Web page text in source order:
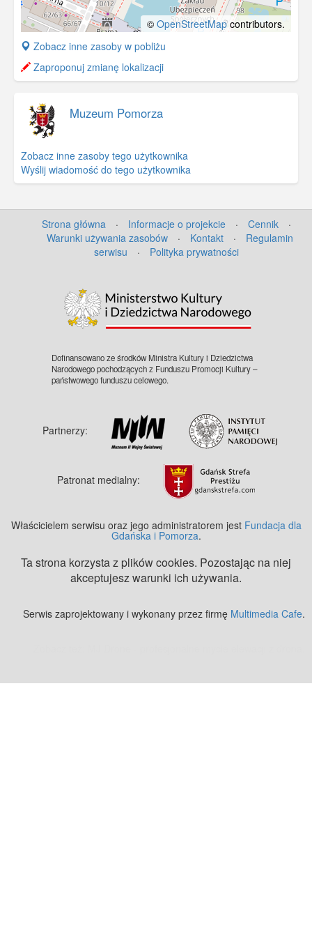
© OpenStreetMapcontributors.
+
−
Zobacz inne zasoby w pobliżu
Zaproponuj zmianę lokalizacji
Muzeum Pomorza
Zobacz inne zasoby tego użytkownika
Wyślij wiadomość do tego użytkownika
Strona główna · Informacje o projekcie · Cennik
·
Warunki używania zasobów
· Kontakt ·
Regulamin
serwisu
· Polityka prywatności
Dofinansowano ze środków Ministra Kultury i Dziedzictwa
Narodowego pochodzących z Funduszu Promocji Kultury –
państwowego funduszu celowego.
Partnerzy:
Patronat medialny:
Właścicielem serwisu oraz jego administratorem jest Fundacja dla
Gdańska i Pomorza.
Ta strona korzysta z plików cookies. Pozostając na niej
akceptujesz warunki ich używania.
Serwis zaprojektowany i wykonany przez firmę Multimedia Cafe.